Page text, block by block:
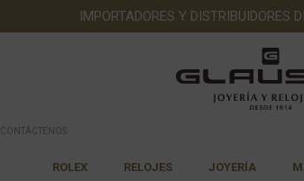
IMPORTADORES Y DISTRIBUIDORES
CONTÁCTENOS
ROLEX RELOJES JOYERÍA